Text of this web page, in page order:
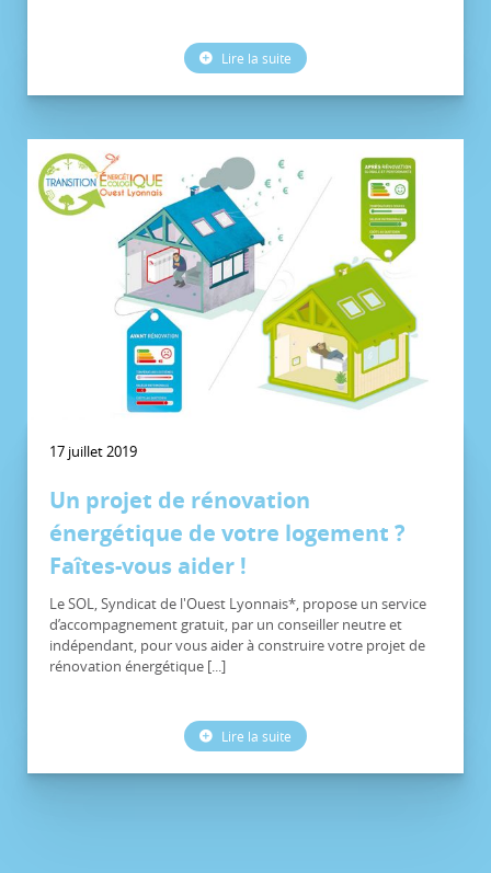
Lire la suite
17 juillet 2019
Un projet de rénovation
énergétique de votre logement ?
Faîtes-vous aider !
Le SOL, Syndicat de l'Ouest Lyonnais*, propose un service
d’accompagnement gratuit, par un conseiller neutre et
indépendant, pour vous aider à construire votre projet de
rénovation énergétique [...]
Lire la suite